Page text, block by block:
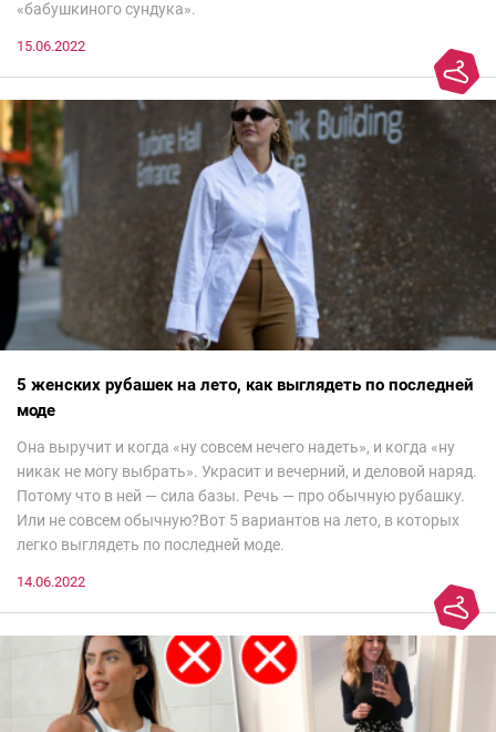
«бабушкиного сундука».
15.06.2022
5 женских рубашек на лето, как выглядеть по последней
моде
Она выручит и когда «ну совсем нечего надеть», и когда «ну
никак не могу выбрать». Украсит и вечерний, и деловой наряд.
Потому что в ней — сила базы. Речь — про обычную рубашку.
Или не совсем обычную?Вот 5 вариантов на лето, в которых
легко выглядеть по последней моде.
14.06.2022